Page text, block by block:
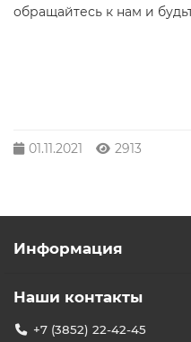
обращайтесь к нам и
01.11.2021 2913
Информация
Наши контакты
+7 (3852) 22-42-45